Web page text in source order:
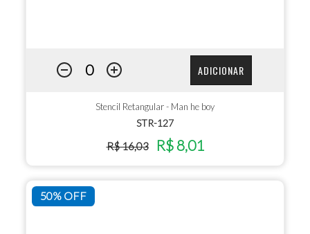
ADICIONAR
Stencil Retangular - Man he boy
STR-127
R$ 16,03 R$ 8,01
50% OFF